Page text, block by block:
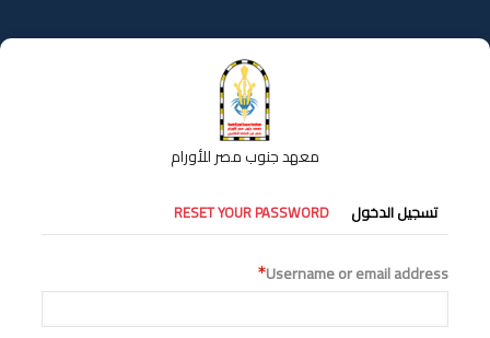
إلى
المحتوى
معهد جنوب مصر للأورام
التبويبات
الأساسية
تسجيل الدخول RESET YOUR PASSWORD
Username or email address